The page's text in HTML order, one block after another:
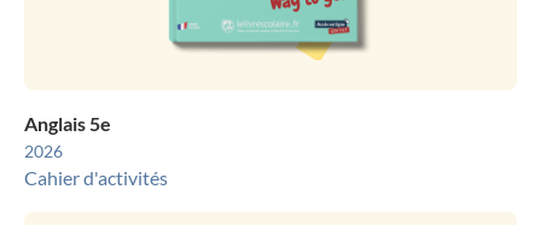
Anglais 5e
2026
Cahier d'activités